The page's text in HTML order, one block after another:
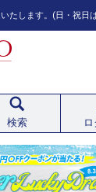
日・祝日は除きます
検索